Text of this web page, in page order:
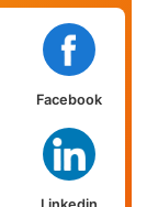
Facebook